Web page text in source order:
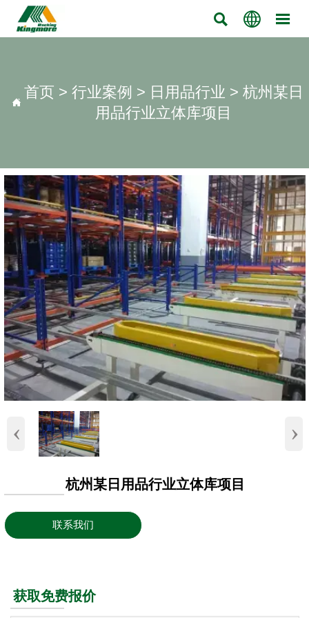
  

首页 > 行业案例 > 日用品行业 > 杭州某日
用品行业立体库项目
‹ ›
杭州某日用品行业立体库项目
联系我们
获取免费报价